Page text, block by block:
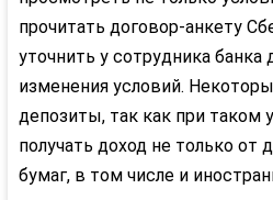
прочитать договор-анкету
уточнить у сотрудника
изменения условий.
депозиты, так как при таком
получать доход не только от
бумаг, в том числе и